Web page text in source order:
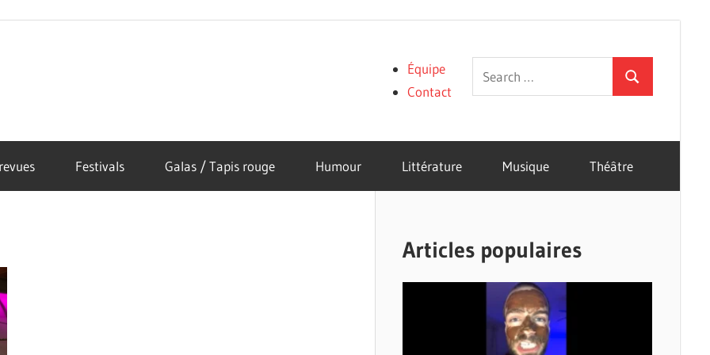
Search
for:
Search
Équipe
Contact
Festivals Galas / Tapis rouge Humour Littérature Musique Théâtre
Articles populaires